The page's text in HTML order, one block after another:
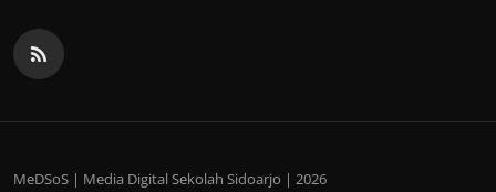
MeDSoS | Media Digital Sekolah Sidoarjo | 2026